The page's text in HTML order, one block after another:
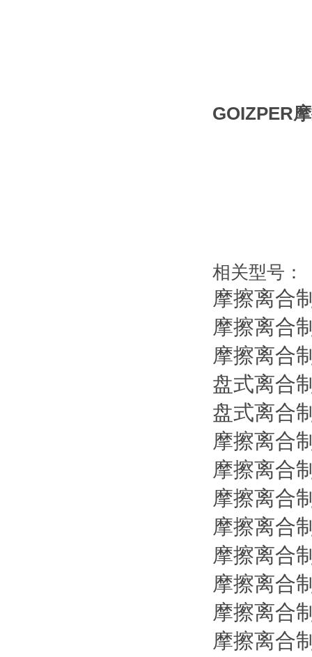
GOIZPER
相关型号：
摩擦离合
摩擦离合
摩擦离合
盘式离合
盘式离合
摩擦离合
摩擦离合
摩擦离合
摩擦离合
摩擦离合
摩擦离合
摩擦离合
摩擦离合